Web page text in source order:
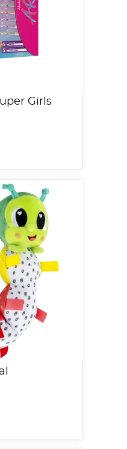
Girls